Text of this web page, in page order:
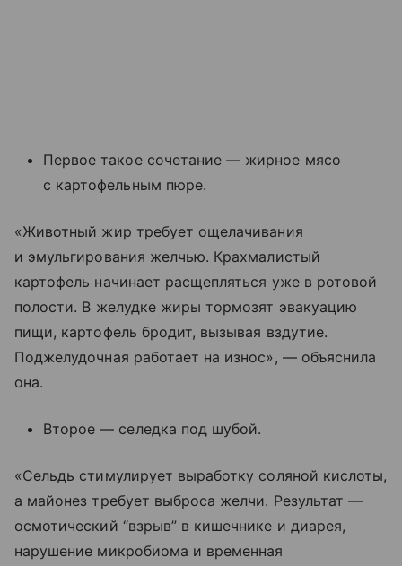
Первое такое сочетание — жирное мясо
с картофельным пюре.
«Животный жир требует ощелачивания
и эмульгирования желчью. Крахмалистый
картофель начинает расщепляться уже в ротовой
полости. В желудке жиры тормозят эвакуацию
пищи, картофель бродит, вызывая вздутие.
Поджелудочная работает на износ», — объяснила
она.
Второе — селедка под шубой.
«Сельдь стимулирует выработку соляной кислоты,
а майонез требует выброса желчи. Результат —
осмотический “взрыв” в кишечнике и диарея,
нарушение микробиома и временная